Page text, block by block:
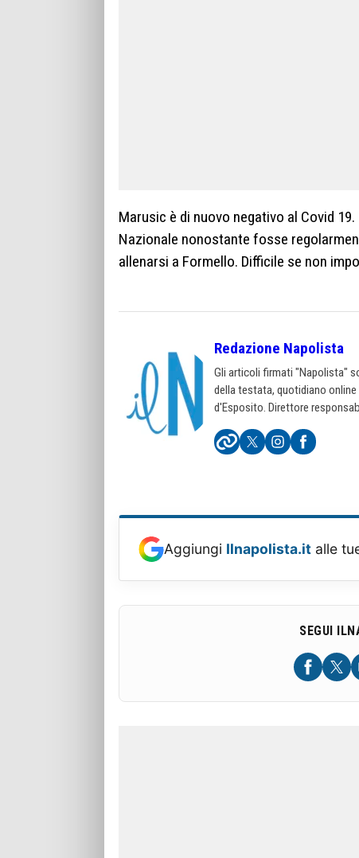
Marusic è di nuovo negativo al Covid
Nazionale nonostante fosse
allenarsi a Formello. Difficile se non
Redazione Napolista
Gli articoli firmati "Napolista"
della testata, quotidiano
d'Esposito. Direttore
Aggiungi Ilnapolista.it alle
SEGUI